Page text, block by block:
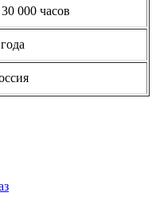
000 часов